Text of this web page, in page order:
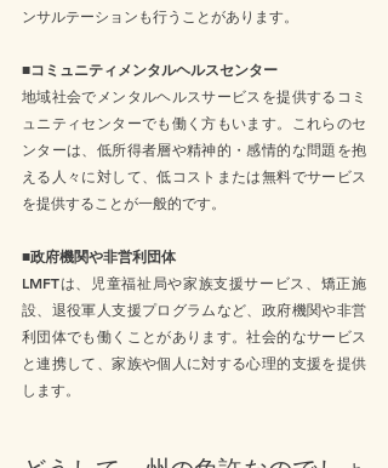
ンサルテーションも行うことがあります。
■コミュニティメンタルヘルスセンター
地域社会でメンタルヘルスサービスを提供するコミ
ュニティセンターでも働く方もいます。これらのセ
ンターは、低所得者層や精神的・感情的な問題を抱
える人々に対して、低コストまたは無料でサービス
を提供することが一般的です。
■政府機関や非営利団体
LMFTは、児童福祉局や家族支援サービス、矯正施
設、退役軍人支援プログラムなど、政府機関や非営
利団体でも働くことがあります。社会的なサービス
と連携して、家族や個人に対する心理的支援を提供
します。